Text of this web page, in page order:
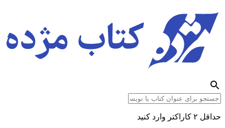
حداقل ۲ کاراکتر وارد کنید